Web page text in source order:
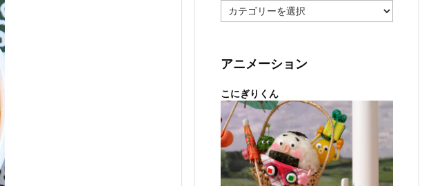
テ
ー
アニメーション
こにぎりくん